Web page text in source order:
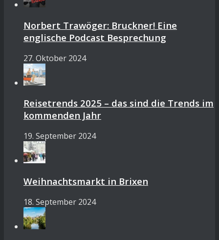
Norbert Trawöger: Bruckner! Eine
englische Podcast Besprechung
27. Oktober 2024
Reisetrends 2025 – das sind die Trends im
kommenden Jahr
19. September 2024
Weihnachtsmarkt in Brixen
18. September 2024